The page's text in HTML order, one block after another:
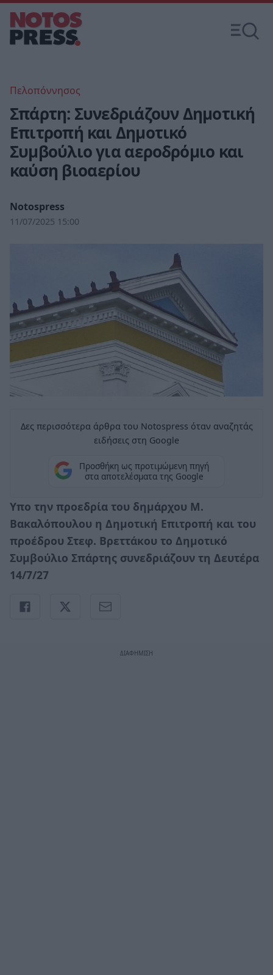
Πελοπόννησος
Σπάρτη: Συνεδριάζουν Δημοτική
Επιτροπή και Δημοτικό
Συμβούλιο για αεροδρόμιο και
καύση βιοαερίου
Notospress
11/07/2025 15:00
Δες περισσότερα άρθρα του Notospress όταν αναζητάς
ειδήσεις στη Google
Προσθήκη ως προτιμώμενη πηγή
στα αποτελέσματα της Google
Υπο την προεδρία του δημάρχου Μ.
Βακαλόπουλου η Δημοτική Επιτροπή και του
προέδρου Στεφ. Βρεττάκου το Δημοτικό
Συμβούλιο Σπάρτης συνεδριάζουν τη Δευτέρα
14/7/27